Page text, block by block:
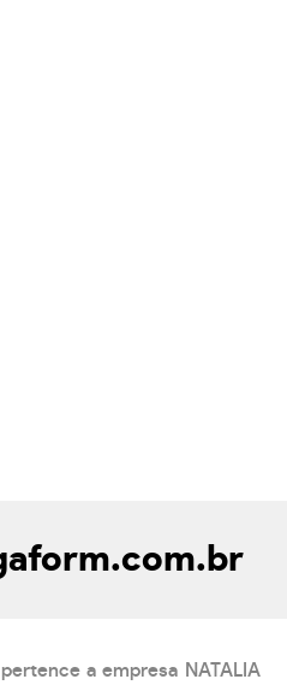
a empresa NATALIA